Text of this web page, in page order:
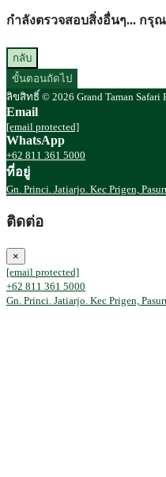
กำลังตรวจสอบสิ่งอื่นๆ... กรุ
กลับ
ขั้นตอนถัดไป
ลิขสิทธิ์ © 2026 Grand Taman Safari
Email
[email protected]
WhatsApp
+62 811 361 5000
ที่อยู่
Gn. Princi. Jatiarjo. Kec Prigen,
ติดต่อ
×
[email protected]
+62 811 361 5000
Gn. Princi. Jatiarjo. Kec Prigen,